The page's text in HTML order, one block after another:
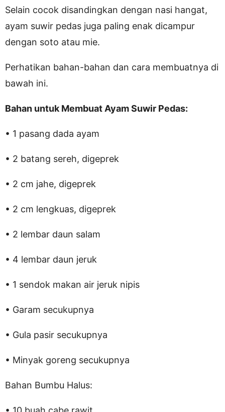
Selain cocok disandingkan dengan nasi hangat,
ayam suwir pedas juga paling enak dicampur
dengan soto atau mie.
Perhatikan bahan-bahan dan cara membuatnya di
bawah ini.
Bahan untuk Membuat Ayam Suwir Pedas:
• 1 pasang dada ayam
• 2 batang sereh, digeprek
• 2 cm jahe, digeprek
• 2 cm lengkuas, digeprek
• 2 lembar daun salam
• 4 lembar daun jeruk
• 1 sendok makan air jeruk nipis
• Garam secukupnya
• Gula pasir secukupnya
• Minyak goreng secukupnya
Bahan Bumbu Halus: